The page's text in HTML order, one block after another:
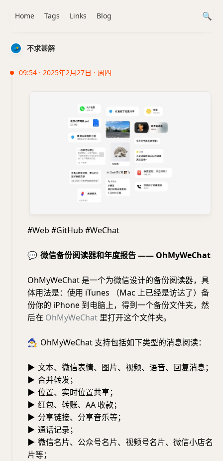
不求甚解
09:54 · 2025年2月27日 · 周四
#Web #GitHub #WeChat
💬 微信备份阅读器和年度报告 —— OhMyWeChat
OhMyWeChat 是一个为微信设计的备份阅读器，具
体用法是：使用 iTunes （Mac 上已经是访达了）备
份你的 iPhone 到电脑上，得到一个备份文件夹，然
后在 OhMyWeChat 里打开这个文件夹。
🧙‍♂️ OhMyWeChat 支持包括如下类型的消息阅读：
▶ 文本、微信表情、图片、视频、语音、回复消息；
▶ 合并转发；
▶ 位置、实时位置共享；
▶ 红包、转账、AA 收款；
▶ 分享链接、分享音乐等；
▶ 通话记录；
▶ 微信名片、公众号名片、视频号名片、微信小店名
片等；
Home Tags Links Blog